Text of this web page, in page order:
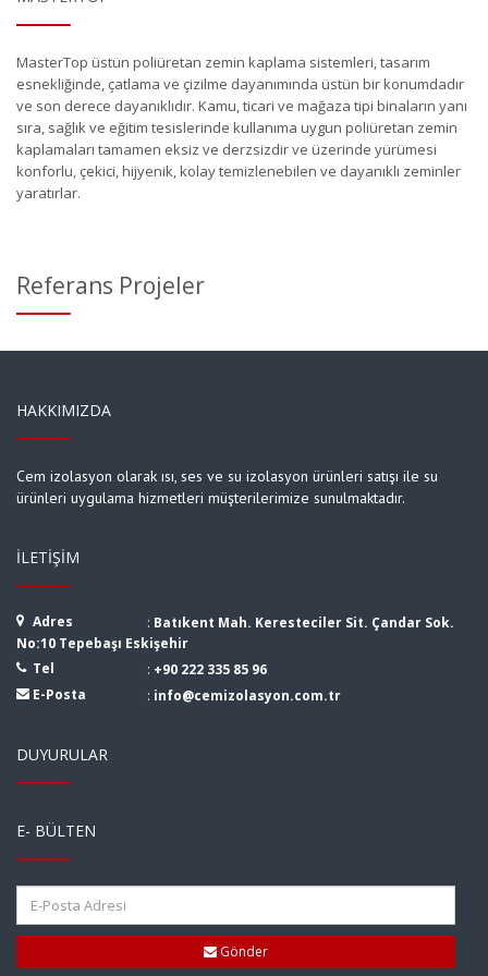
MasterTop üstün poliüretan zemin kaplama sistemleri, tasarım
esnekliğinde, çatlama ve çizilme dayanımında üstün bir konumdadır
ve son derece dayanıklıdır. Kamu, ticari ve mağaza tipi binaların yanı
sıra, sağlık ve eğitim tesislerinde kullanıma uygun poliüretan zemin
kaplamaları tamamen eksiz ve derzsizdir ve üzerinde yürümesi
konforlu, çekici, hijyenik, kolay temizlenebilen ve dayanıklı zeminler
yaratırlar.
Referans Projeler
HAKKIMIZDA
Cem izolasyon olarak ısı, ses ve su izolasyon ürünleri satışı ile su
ürünleri uygulama hizmetleri müşterilerimize sunulmaktadır.
İLETIŞIM
Adres : Batıkent Mah. Keresteciler Sit. Çandar Sok.
No:10 Tepebaşı Eskişehir
Tel
: +90 222 335 85 96
E-Posta
: info@cemizolasyon.com.tr
DUYURULAR
E- BÜLTEN
Gönder